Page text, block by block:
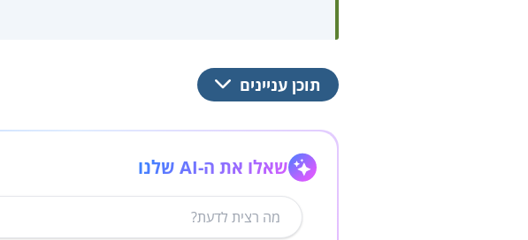
תוכן עניינים
שאלו את ה-AI שלנו